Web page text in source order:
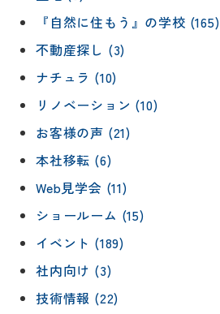
『自然に住もう』の学校 (165)
不動産探し (3)
ナチュラ (10)
リノベーション (10)
お客様の声 (21)
本社移転 (6)
Web見学会 (11)
ショールーム (15)
イベント (189)
社内向け (3)
技術情報 (22)